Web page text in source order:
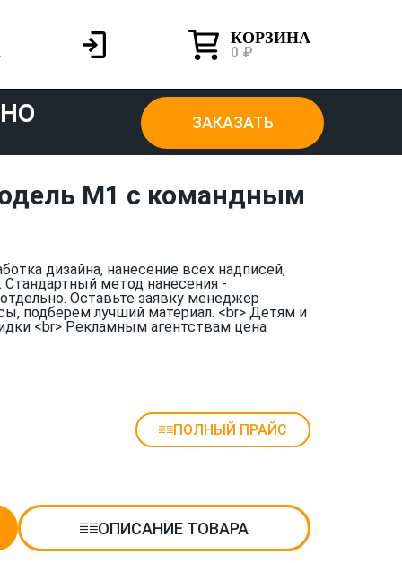
КОРЗИНА
0 ₽
ЗАКАЗАТЬ
М1 с командным
дизайна, нанесение всех надписей,
метод нанесения -
Оставьте заявку менеджер
подберем лучший материал. <br> Детям и
<br> Рекламным агентствам цена
ПОЛНЫЙ ПРАЙС
ОПИСАНИЕ ТОВАРА